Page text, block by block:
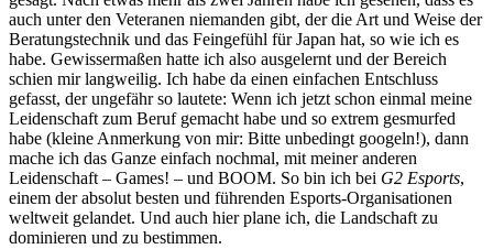
auch unter den Veteranen niemanden gibt, der die Art und Weise der
Beratungstechnik und das Feingefühl für Japan hat, so wie ich es
habe. Gewissermaßen hatte ich also ausgelernt und der Bereich
schien mir langweilig. Ich habe da einen einfachen Entschluss
gefasst, der ungefähr so lautete: Wenn ich jetzt schon einmal meine
Leidenschaft zum Beruf gemacht habe und so extrem gesmurfed
habe (kleine Anmerkung von mir: Bitte unbedingt googeln!), dann
mache ich das Ganze einfach nochmal, mit meiner anderen
Leidenschaft – Games! – und BOOM. So bin ich bei G2 Esports,
einem der absolut besten und führenden Esports-Organisationen
weltweit gelandet. Und auch hier plane ich, die Landschaft zu
dominieren und zu bestimmen.